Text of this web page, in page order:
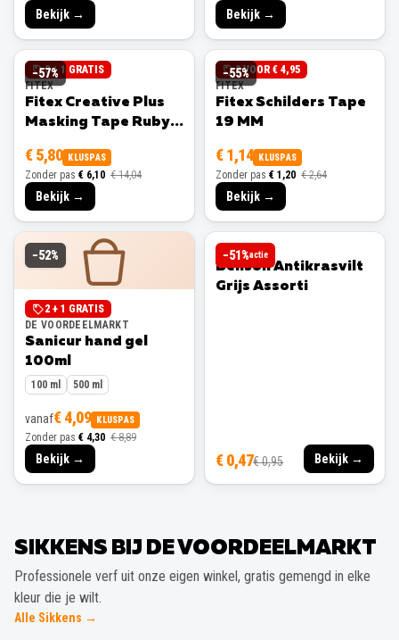
Bekijk → Bekijk →
−57%
3 + 1 GRATIS
FITEX
Fitex Creative Plus
Masking Tape Ruby
€ 5,80 KLUSPAS
Zonder pas € 6,10 € 14,04
Bekijk →
−55%
3 VOOR € 4,95
FITEX
Fitex Schilders Tape
19 MM
€ 1,14 KLUSPAS
Zonder pas € 1,20 € 2,64
Bekijk →
−52%
2 + 1 GRATIS
DE VOORDEELMARKT
Sanicur hand gel
100ml
100 ml 500 ml
vanaf€ 4,09 KLUSPAS
Zonder pas € 4,30 € 8,89
Bekijk →
−51%actie
BENSON
Benson Antikrasvilt
Grijs Assorti
€ 0,47€ 0,95 Bekijk →
SIKKENS BIJ DE VOORDEELMARKT
Professionele verf uit onze eigen winkel, gratis gemengd in elke
kleur die je wilt.
Alle Sikkens →